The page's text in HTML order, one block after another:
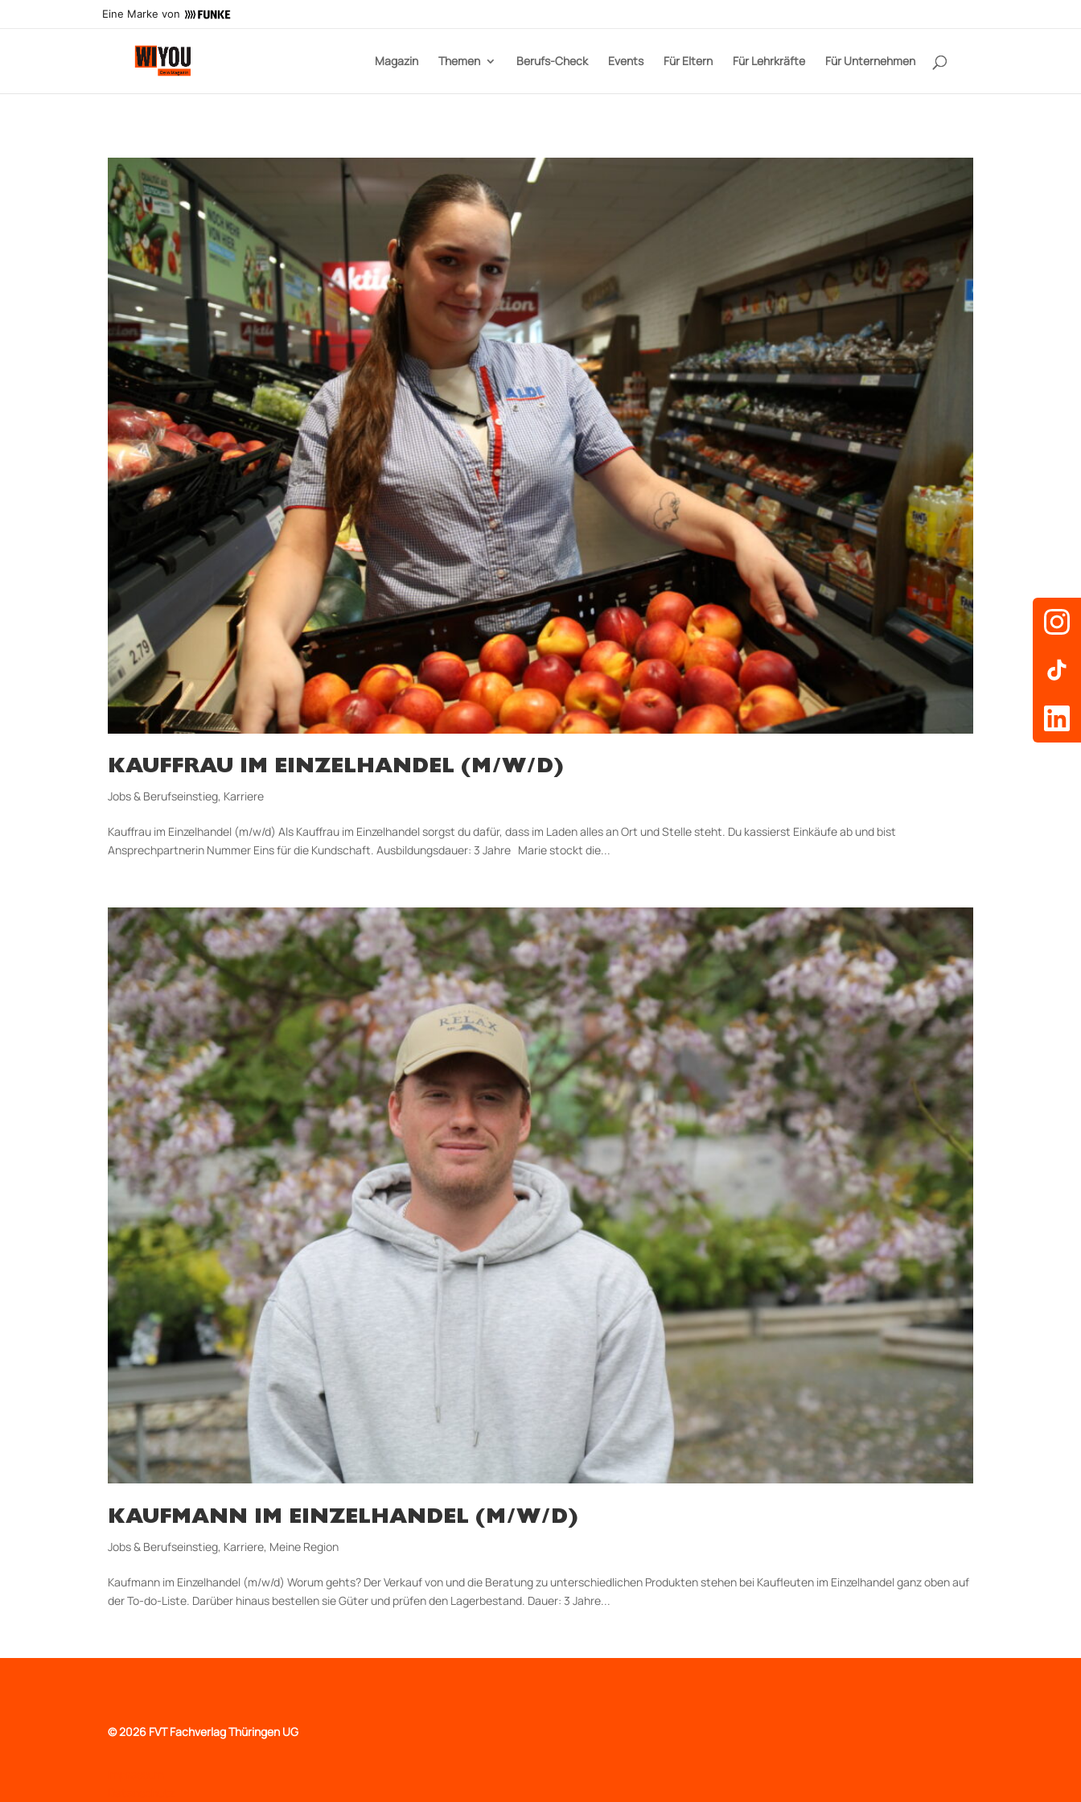
Eine Marke von
Magazin Themen Berufs-Check Events Für Eltern Für Lehrkräfte Für Unternehmen
KAUFFRAU IM EINZELHANDEL (M/W/D)
Jobs & Berufseinstieg, Karriere
Kauffrau im Einzelhandel (m/w/d) Als Kauffrau im Einzelhandel sorgst du dafür, dass im Laden alles an Ort und Stelle steht. Du kassierst Einkäufe ab und bist
Ansprechpartnerin Nummer Eins für die Kundschaft. Aus­bildungs­dauer: 3 Jahre Marie stockt die...
KAUFMANN IM EINZELHANDEL (M/W/D)
Jobs & Berufseinstieg, Karriere, Meine Region
Kaufmann im Einzelhandel (m/w/d) Worum gehts? Der Verkauf von und die Beratung zu unter­schiedlichen Produkten stehen bei Kaufleuten im Einzelhandel ganz oben auf
der To-­do-­Liste. Darüber hinaus bestellen sie Güter und prüfen den Lagerbestand. Dauer: 3 Jahre...
©2026 FVT Fachverlag Thüringen UG